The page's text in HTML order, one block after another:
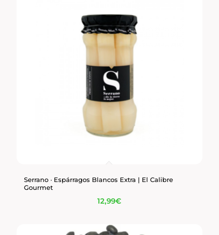
Serrano · Espárragos Blancos Extra | El Calibre
Gourmet
12,99€